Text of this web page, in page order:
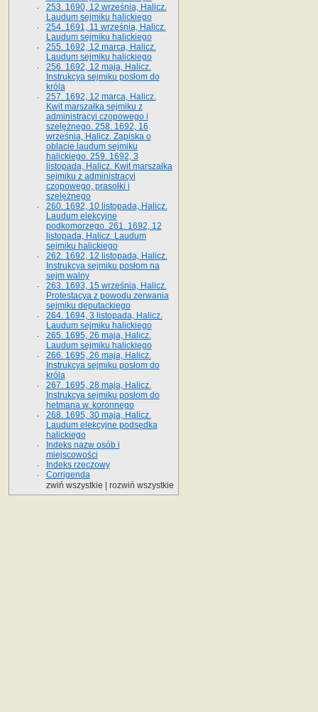
253. 1690, 12 września, Halicz.
Laudum sejmiku halickiego
254. 1691, 11 września, Halicz.
Laudum sejmiku halickiego
255. 1692, 12 marca, Halicz.
Laudum sejmiku halickiego
256. 1692, 12 maja, Halicz.
Instrukcya sejmiku posłom do
króla
257. 1692, 12 marca, Halicz.
Kwit marszałka sejmiku z
administracyi czopowego i
szelężnego. 258. 1692, 16
września, Halicz. Zapiska o
oblacie laudum sejmiku
halickiego. 259. 1692, 3
listopada, Halicz. Kwit marszałka
sejmiku z administracyi
czopowego, prasołki i
szelężnego
260. 1692, 10 listopada, Halicz.
Laudum elekcyjne
podkomorzego. 261. 1692, 12
listopada, Halicz. Laudum
sejmiku halickiego
262. 1692, 12 listopada, Halicz.
Instrukcya sejmiku posłom na
sejm walny
263. 1693, 15 września, Halicz.
Protestacya z powodu zerwania
sejmiku deputackiego
264. 1694, 3 listopada, Halicz.
Laudum sejmiku halickiego
265. 1695, 26 maja, Halicz.
Laudum sejmiku halickiego
266. 1695, 26 maja, Halicz.
Instrukcya sejmiku posłom do
króla
267. 1695, 28 maja, Halicz.
Instrukcya sejmiku posłom do
hetmana w. koronnego
268. 1695, 30 maja, Halicz.
Laudum elekcyjne podsędka
halickiego
Indeks nazw osób i
miejscowości
Indeks rzeczowy
Corrigenda
zwiń wszystkie
rozwiń wszystkie